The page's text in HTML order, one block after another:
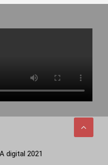
digital 2021